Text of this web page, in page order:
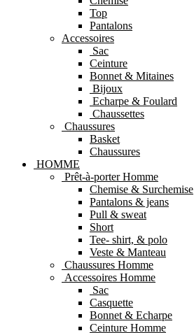
Top
Pantalons
Accessoires
Sac
Ceinture
Bonnet & Mitaines
Bijoux
Echarpe & Foulard
Chaussettes
Chaussures
Basket
Chaussures
HOMME
Prêt-à-porter Homme
Chemise & Surchemise
Pantalons & jeans
Pull & sweat
Short
Tee- shirt, & polo
Veste & Manteau
Chaussures Homme
Accessoires Homme
Sac
Casquette
Bonnet & Echarpe
Ceinture Homme